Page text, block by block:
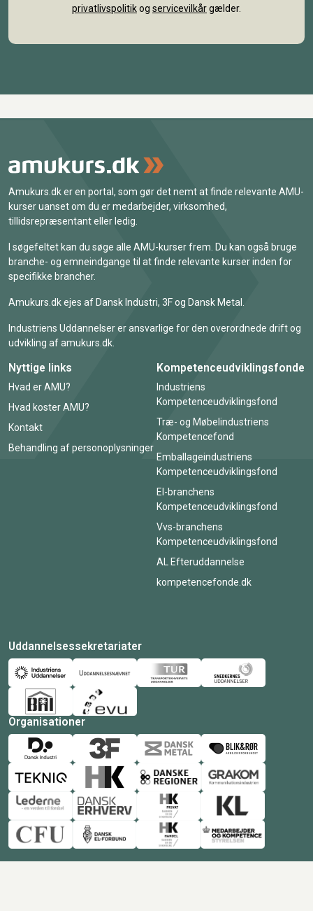
privatlivspolitikog servicevilkårgælder.
Amukurs.dk er en portal, som gør det nemt at finde relevante AMU-
kurser uanset om du er medarbejder, virksomhed,
tillidsrepræsentant eller ledig.
I søgefeltet kan du søge alle AMU-kurser frem. Du kan også bruge
branche- og emneindgange til at finde relevante kurser inden for
specifikke brancher.
Amukurs.dk ejes af Dansk Industri, 3F og Dansk Metal.
Industriens Uddannelser er ansvarlige for den overordnede drift og
udvikling af amukurs.dk.
Nyttige links
Hvad er AMU?
Hvad koster AMU?
Kontakt
Behandling af personoplysninger
Kompetenceudviklingsfonde
Industriens
Kompetenceudviklingsfond
Træ- og Møbelindustriens
Kompetencefond
Emballageindustriens
Kompetenceudviklingsfond
El-branchens
Kompetenceudviklingsfond
Vvs-branchens
Kompetenceudviklingsfond
AL Efteruddannelse
kompetencefonde.dk
Uddannelsessekretariater
Organisationer